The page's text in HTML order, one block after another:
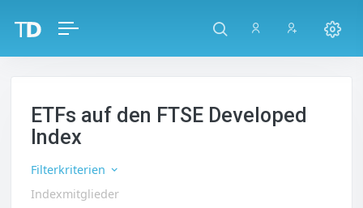
ETFs auf den FTSE Developed
Index
Filterkriterien
Indexmitglieder